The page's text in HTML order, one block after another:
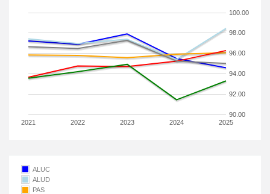
2021 2022 2023 2024 2025
90.00
92.00
94.00
96.00
98.00
100.00
ALUC
ALUD
PAS